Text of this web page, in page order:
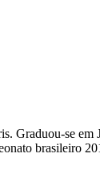
Graduou-se
brasileiro